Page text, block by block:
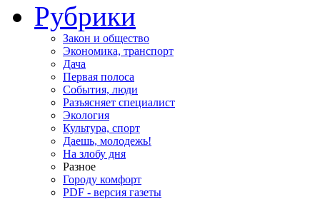
Рубрики
Закон и общество
Экономика, транспорт
Дача
Первая полоса
События, люди
Разъясняет специалист
Экология
Культура, спорт
Даешь, молодежь!
На злобу дня
Разное
Городу комфорт
PDF - версия газеты